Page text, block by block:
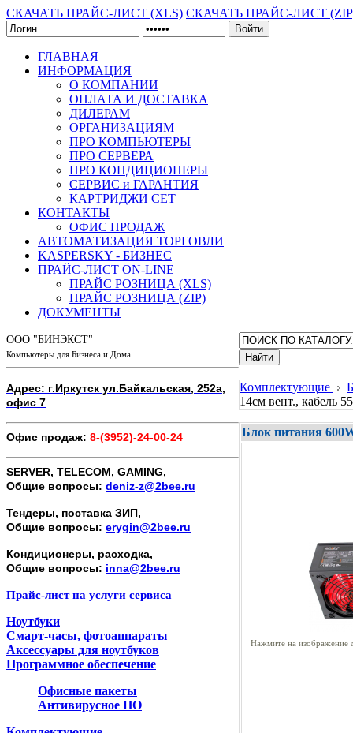
СКАЧАТЬ ПРАЙС-ЛИСТ (XLS) СКАЧАТЬ ПРАЙС-ЛИСТ
Войти
ГЛАВНАЯ
ИНФОРМАЦИЯ
О КОМПАНИИ
ОПЛАТА И ДОСТАВКА
ДИЛЕРАМ
ОРГАНИЗАЦИЯМ
ПРО КОМПЬЮТЕРЫ
ПРО СЕРВЕРА
ПРО КОНДИЦИОНЕРЫ
СЕРВИС и ГАРАНТИЯ
КАРТРИДЖИ CET
КОНТАКТЫ
ОФИС ПРОДАЖ
АВТОМАТИЗАЦИЯ ТОРГОВЛИ
KASPERSKY - БИЗНЕС
ПРАЙС-ЛИСТ ON-LINE
ПРАЙС РОЗНИЦА (XLS)
ПРАЙС РОЗНИЦА (ZIP)
ДОКУМЕНТЫ
ООО "БИНЭКСТ"
Компьютеры для Бизнеса и Дома.
Адрес: г.Иркутск ул.Байкальская, 252а,
офис 7
Офис продаж: 8-(3952)-24-00-24
SERVER, TELECOM, GAMING,
Общие вопросы: deniz-z@2bee.ru
Тендеры, поставка ЗИП,
Общие вопросы: erygin@2bee.ru
Кондиционеры, расходка,
Общие вопросы: inna@2bee.ru
Прайс-лист на услуги сервиса
Ноутбуки
Смарт-часы, фотоаппараты
Аксессуары для ноутбуков
Программное обеспечение
Офисные пакеты
Антивирусное ПО
Найти
Комплектующие
14см вент., кабель
Блок питания
Нажмите на изображение